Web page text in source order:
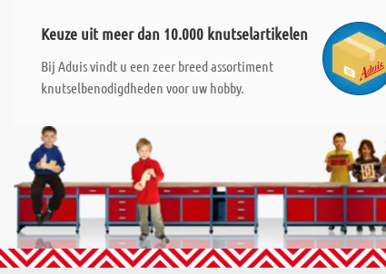
Keuze uit meer dan 10.000 knutselartikelen
Bij Aduis vindt u een zeer breed assortiment
knutselbenodigdheden voor uw hobby.